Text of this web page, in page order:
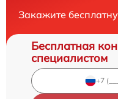
Закажите
Бесплатная
специалистом